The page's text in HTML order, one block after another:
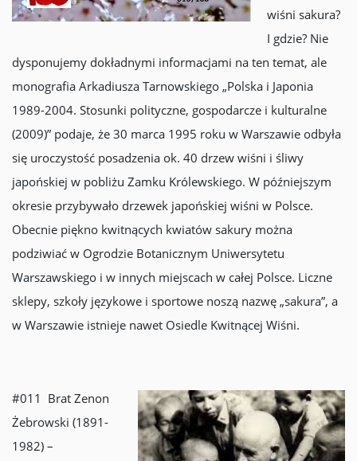
wiśni sakura?
I gdzie? Nie
dysponujemy dokładnymi informacjami na ten temat, ale
monografia Arkadiusza Tarnowskiego „Polska i Japonia
1989-2004. Stosunki polityczne, gospodarcze i kulturalne
(2009)” podaje, że 30 marca 1995 roku w Warszawie odbyła
się uroczystość posadzenia ok. 40 drzew wiśni i śliwy
japońskiej w pobliżu Zamku Królewskiego. W późniejszym
okresie przybywało drzewek japońskiej wiśni w Polsce.
Obecnie piękno kwitnących kwiatów sakury można
podziwiać w Ogrodzie Botanicznym Uniwersytetu
Warszawskiego i w innych miejscach w całej Polsce. Liczne
sklepy, szkoły językowe i sportowe noszą nazwę „sakura”, a
w Warszawie istnieje nawet Osiedle Kwitnącej Wiśni.
#011 Brat Zenon
Żebrowski (1891-
1982) –